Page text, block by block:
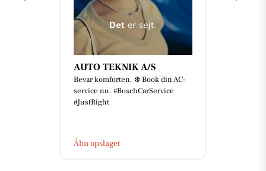
AUTO TEKNIK A/S
Bevar komforten. ❄️ Book din AC-
service nu. #BoschCarService
#JustRight
Åbn opslaget